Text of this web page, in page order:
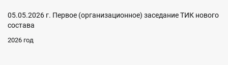
05.05.2026 г. Первое (организационное) заседание ТИК нового
состава
2026 год